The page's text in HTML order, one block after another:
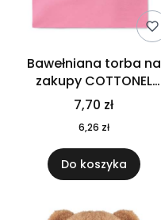
Bawełniana torba na
zakupy COTTONEL
COLOUR++ MO9846-11
7,70 zł
6,26 zł
Do koszyka